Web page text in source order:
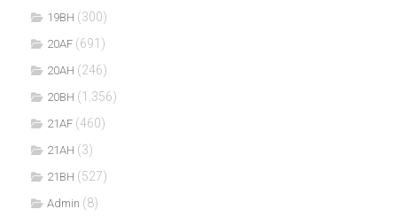
19BH (300)
20AF (691)
20AH (246)
20BH (1.356)
21AF (460)
21AH (3)
21BH (527)
Admin (8)